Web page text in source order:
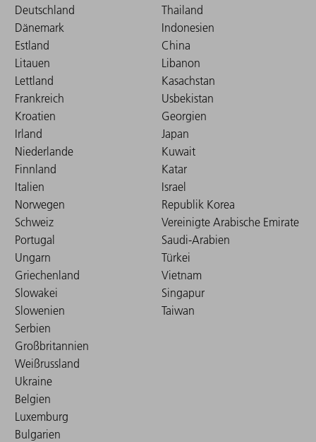
Deutschland
Dänemark
Estland
Litauen
Lettland
Frankreich
Kroatien
Irland
Niederlande
Finnland
Italien
Norwegen
Schweiz
Portugal
Ungarn
Griechenland
Slowakei
Slowenien
Serbien
Großbritannien
Weißrussland
Ukraine
Belgien
Luxemburg
Bulgarien
Thailand
Indonesien
China
Libanon
Kasachstan
Usbekistan
Georgien
Japan
Kuwait
Katar
Israel
Republik Korea
Vereinigte Arabische Emirate
Saudi-Arabien
Türkei
Vietnam
Singapur
Taiwan